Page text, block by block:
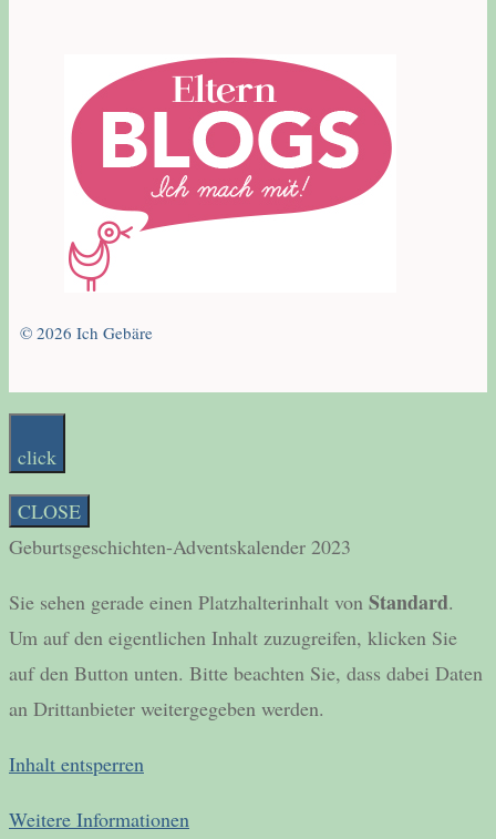
© 2026 Ich Gebäre
click
CLOSE
Geburtsgeschichten-Adventskalender 2023
Sie sehen gerade einen Platzhalterinhalt von Standard.
Um auf den eigentlichen Inhalt zuzugreifen, klicken Sie
auf den Button unten. Bitte beachten Sie, dass dabei Daten
an Drittanbieter weitergegeben werden.
Inhalt entsperren
Weitere Informationen